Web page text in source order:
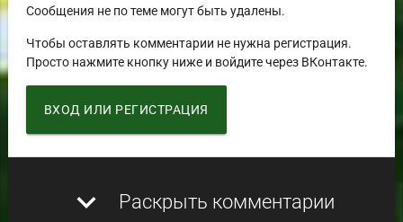
Сообщения не по теме могут быть удалены.
Чтобы оставлять комментарии не нужна регистрация.
Просто нажмите кнопку ниже и войдите через ВКонтакте.
ВХОД ИЛИ РЕГИСТРАЦИЯ
expand_more Раскрыть комментарии